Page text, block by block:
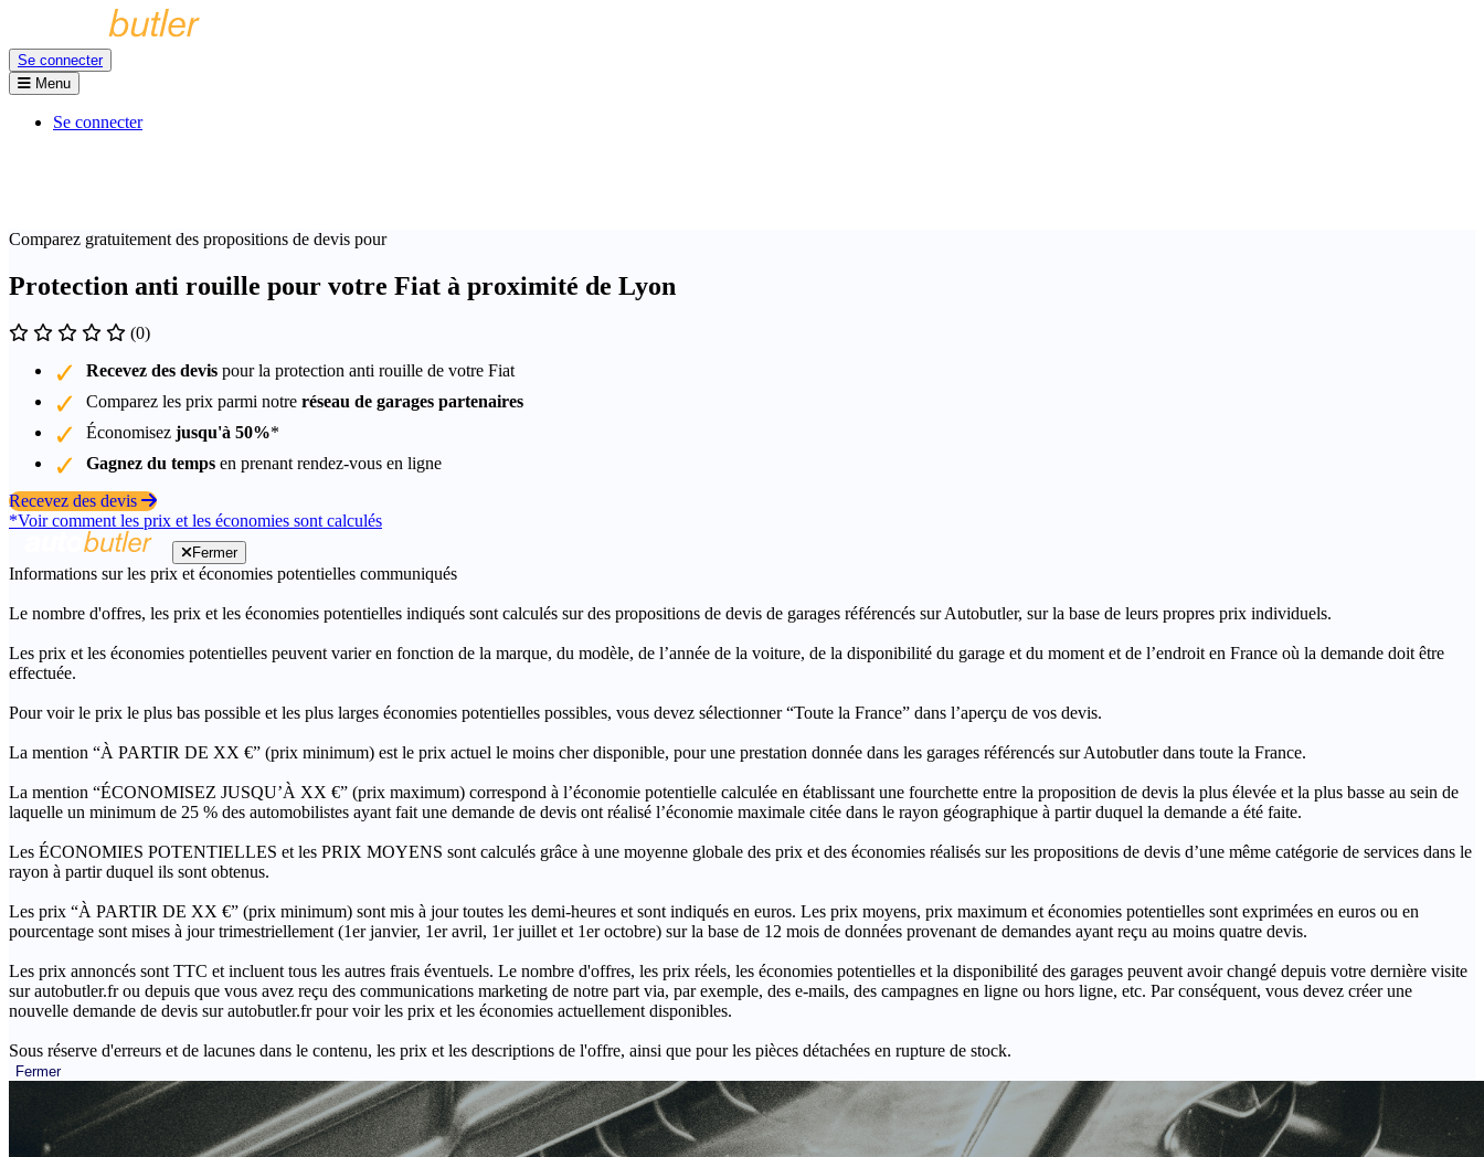
Se connecter
Menu
Se connecter
Comparez gratuitement des propositions de devis pour
Protection anti rouille pour votre Fiat à proximité de Lyon
(0)
Recevez des devis pour la protection anti rouille de votre Fiat
Comparez les prix parmi notre réseau de garages partenaires
Économisez jusqu'à 50%*
Gagnez du temps en prenant rendez-vous en ligne
Recevez des devis
*Voir comment les prix et les économies sont calculés
Fermer
Informations sur les prix et économies potentielles communiqués
Le nombre d'offres, les prix et les économies potentielles indiqués sont calculés sur des propositions de devis de garages référencés sur Autobutler, sur la base de leurs propres prix individuels.
Les prix et les économies potentielles peuvent varier en fonction de la marque, du modèle, de l’année de la voiture, de la disponibilité du garage et du moment et de l’endroit en France où la demande doit être
effectuée.
Pour voir le prix le plus bas possible et les plus larges économies potentielles possibles, vous devez sélectionner “Toute la France” dans l’aperçu de vos devis.
La mention “À PARTIR DE XX €” (prix minimum) est le prix actuel le moins cher disponible, pour une prestation donnée dans les garages référencés sur Autobutler dans toute la France.
La mention “ÉCONOMISEZ JUSQU’À XX €” (prix maximum) correspond à l’économie potentielle calculée en établissant une fourchette entre la proposition de devis la plus élevée et la plus basse au sein de
laquelle un minimum de 25 % des automobilistes ayant fait une demande de devis ont réalisé l’économie maximale citée dans le rayon géographique à partir duquel la demande a été faite.
Les ÉCONOMIES POTENTIELLES et les PRIX MOYENS sont calculés grâce à une moyenne globale des prix et des économies réalisés sur les propositions de devis d’une même catégorie de services dans le
rayon à partir duquel ils sont obtenus.
Les prix “À PARTIR DE XX €” (prix minimum) sont mis à jour toutes les demi-heures et sont indiqués en euros. Les prix moyens, prix maximum et économies potentielles sont exprimées en euros ou en
pourcentage sont mises à jour trimestriellement (1er janvier, 1er avril, 1er juillet et 1er octobre) sur la base de 12 mois de données provenant de demandes ayant reçu au moins quatre devis.
Les prix annoncés sont TTC et incluent tous les autres frais éventuels. Le nombre d'offres, les prix réels, les économies potentielles et la disponibilité des garages peuvent avoir changé depuis votre dernière visite
sur autobutler.fr ou depuis que vous avez reçu des communications marketing de notre part via, par exemple, des e-mails, des campagnes en ligne ou hors ligne, etc. Par conséquent, vous devez créer une
nouvelle demande de devis sur autobutler.fr pour voir les prix et les économies actuellement disponibles.
Sous réserve d'erreurs et de lacunes dans le contenu, les prix et les descriptions de l'offre, ainsi que pour les pièces détachées en rupture de stock.
Fermer